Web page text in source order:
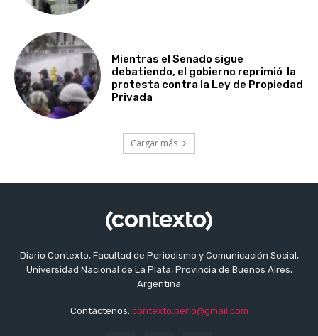
Mientras el Senado sigue
debatiendo, el gobierno reprimió la
protesta contra la Ley de Propiedad
Privada
Cargar más
Diario Contexto, Facultad de Periodismo y Comunicación Social,
Universidad Nacional de La Plata, Provincia de Buenos Aires,
Argentina
Contáctenos: contexto.perio@gmail.com